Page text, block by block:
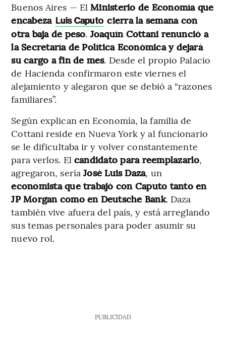
Buenos Aires — ElMinisterio de Economía que
encabeza Luis Caputo cierra la semana con
otra baja de peso. Joaquín Cottani renunció a
la Secretaría de Política Económica y dejará
su cargo a fin de mes. Desde el propio Palacio
de Hacienda confirmaron este viernes el
alejamiento y alegaron que se debió a “razones
familiares”.
Según explican en Economía, la familia de
Cottani reside en Nueva York y al funcionario
se le dificultaba ir y volver constantemente
para verlos. El candidato para reemplazarlo,
agregaron, seríaJosé Luis Daza, un
economista que trabajó con Caputo tanto en
JP Morgan como en Deutsche Bank. Daza
también vive afuera del país, y está arreglando
sus temas personales para poder asumir su
nuevo rol.
PUBLICIDAD